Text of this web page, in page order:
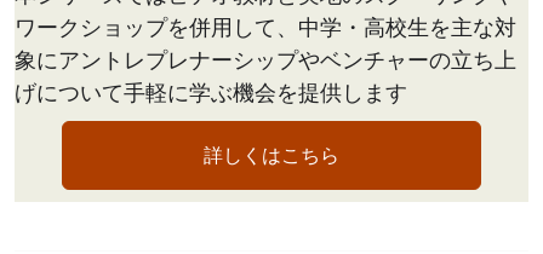
ワークショップを併用して、中学・高校生を主な対
象にアントレプレナーシップやベンチャーの立ち上
げについて手軽に学ぶ機会を提供します
詳しくはこちら